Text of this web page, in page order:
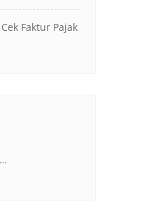
Faktur Pajak